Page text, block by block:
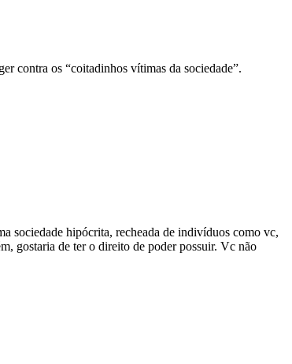
contra os “coitadinhos vítimas da sociedade”.
sociedade hipócrita, recheada de indivíduos como vc,
gostaria de ter o direito de poder possuir. Vc não